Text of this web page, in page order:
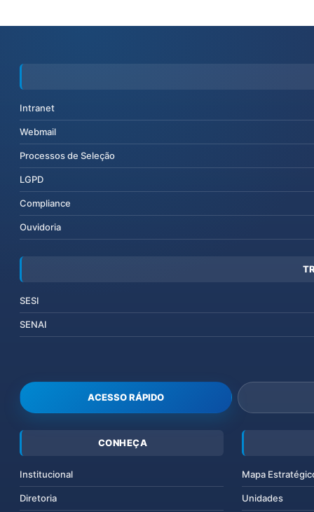
Intranet
Webmail
Processos de Seleção
LGPD
Compliance
Ouvidoria
SESI
SENAI
ACESSO RÁPIDO
CONHEÇA
Institucional
Diretoria
Mapa
Unidades